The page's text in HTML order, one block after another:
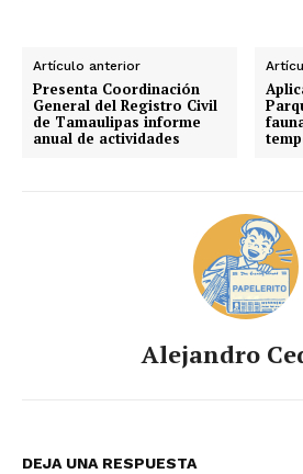
Artículo anterior
Presenta Coordinación
General del Registro Civil
de Tamaulipas informe
anual de actividades
Alejandro
DEJA UNA RESPUESTA